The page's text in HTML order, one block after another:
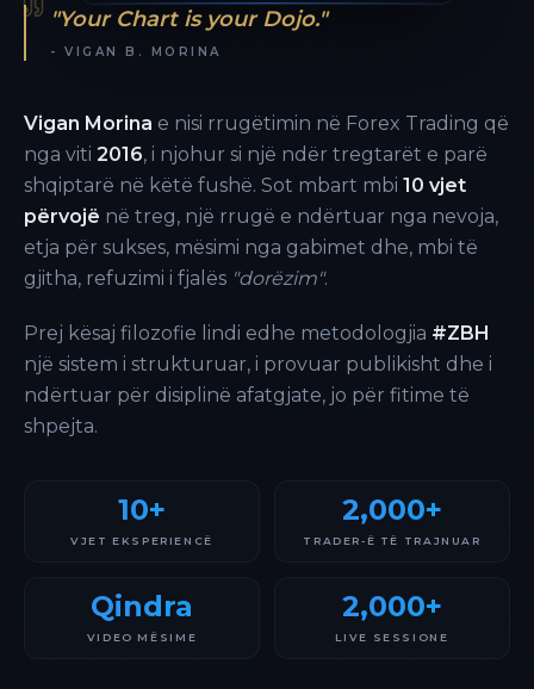
"Your Chart is your Dojo."
- VIGAN B. MORINA
Vigan Morina e nisi rrugëtimin në Forex Trading që
nga viti 2016, i njohur si një ndër tregtarët e parë
shqiptarë në këtë fushë. Sot mbart mbi 10 vjet
përvojë në treg, një rrugë e ndërtuar nga nevoja,
etja për sukses, mësimi nga gabimet dhe, mbi të
gjitha, refuzimi i fjalës "dorëzim".
Prej kësaj filozofie lindi edhe metodologjia #ZBH
një sistem i strukturuar, i provuar publikisht dhe i
ndërtuar për disiplinë afatgjate, jo për fitime të
shpejta.
10+
VJET EKSPERIENCË
2,000+
TRADER-Ë TË TRAJNUAR
Qindra
VIDEO MËSIME
2,000+
LIVE SESSIONE